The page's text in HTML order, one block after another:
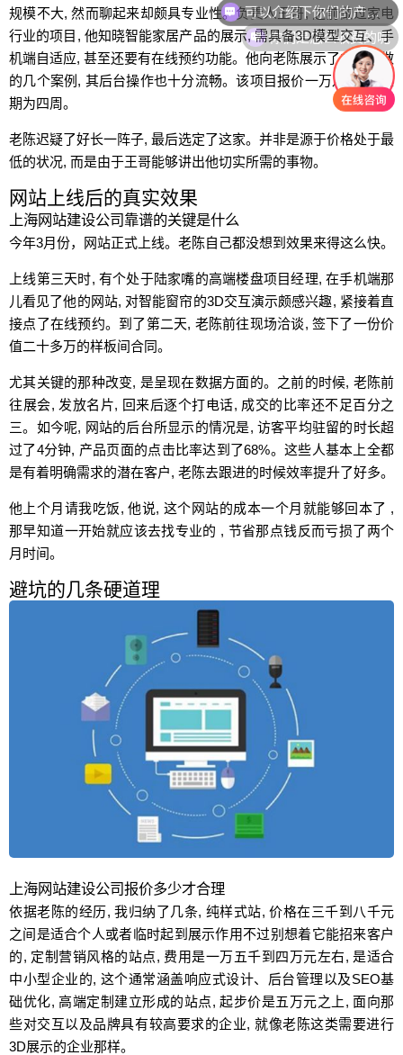
规模不大, 然而聊起来却颇具专业性。负责人王哥, 之前做过家电
行业的项目, 他知晓智能家居产品的展示, 需具备3D模型交互、手
机端自适应, 甚至还要有在线预约功能。他向老陈展示了之前所做
的几个案例, 其后台操作也十分流畅。该项目报价一万八千元, 工
期为四周。
老陈迟疑了好长一阵子, 最后选定了这家。并非是源于价格处于最
低的状况, 而是由于王哥能够讲出他切实所需的事物。
网站上线后的真实效果
上海网站建设公司靠谱的关键是什么
今年3月份，网站正式上线。老陈自己都没想到效果来得这么快。
上线第三天时, 有个处于陆家嘴的高端楼盘项目经理, 在手机端那
儿看见了他的网站, 对智能窗帘的3D交互演示颇感兴趣, 紧接着直
接点了在线预约。到了第二天, 老陈前往现场洽谈, 签下了一份价
值二十多万的样板间合同。
尤其关键的那种改变, 是呈现在数据方面的。之前的时候, 老陈前
往展会, 发放名片, 回来后逐个打电话, 成交的比率还不足百分之
三。如今呢, 网站的后台所显示的情况是, 访客平均驻留的时长超
过了4分钟, 产品页面的点击比率达到了68%。这些人基本上全都
是有着明确需求的潜在客户, 老陈去跟进的时候效率提升了好多。
他上个月请我吃饭, 他说, 这个网站的成本一个月就能够回本了 ,
那早知道一开始就应该去找专业的 , 节省那点钱反而亏损了两个
月时间。
避坑的几条硬道理
上海网站建设公司报价多少才合理
依据老陈的经历, 我归纳了几条, 纯样式站, 价格在三千到八千元
之间是适合个人或者临时起到展示作用不过别想着它能招来客户
的, 定制营销风格的站点, 费用是一万五千到四万元左右, 是适合
中小型企业的, 这个通常涵盖响应式设计、后台管理以及SEO基
础优化, 高端定制建立形成的站点, 起步价是五万元之上, 面向那
些对交互以及品牌具有较高要求的企业, 就像老陈这类需要进行
3D展示的企业那样。
你们是怎么收费的呢